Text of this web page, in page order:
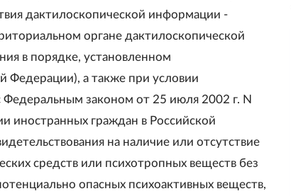
дактилоскопической информации -
органе дактилоскопической
в порядке, установленном
Федерации), а также при условии
Федеральным законом от 25 июля 2002 г. N
иностранных граждан в Российской
на наличие или отсутствие
средств или психотропных веществ без
опасных психоактивных веществ,